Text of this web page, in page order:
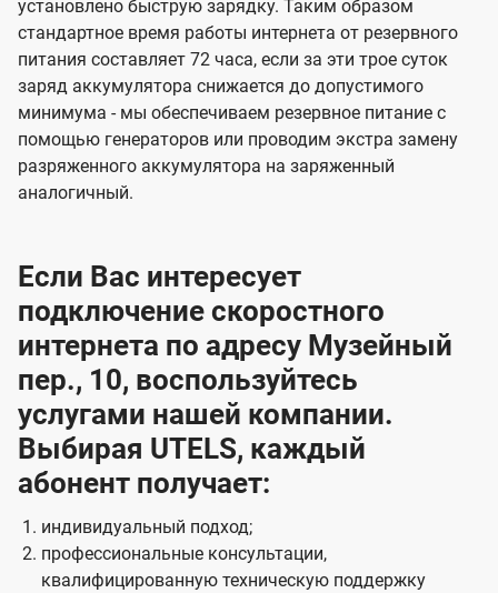
установлено быструю зарядку. Таким образом
стандартное время работы интернета от резервного
питания составляет 72 часа, если за эти трое суток
заряд аккумулятора снижается до допустимого
минимума - мы обеспечиваем резервное питание с
помощью генераторов или проводим экстра замену
разряженного аккумулятора на заряженный
аналогичный.
Если Вас интересует
подключение скоростного
интернета по адресу Музейный
пер., 10, воспользуйтесь
услугами нашей компании.
Выбирая UTELS, каждый
абонент получает:
индивидуальный подход;
профессиональные консультации,
квалифицированную техническую поддержку